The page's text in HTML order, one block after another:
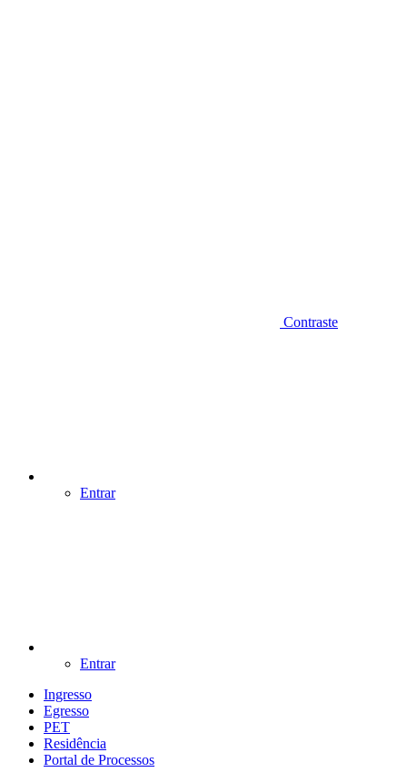
Contraste
Entrar
Entrar
Ingresso
Egresso
PET
Residência
Portal de Processos